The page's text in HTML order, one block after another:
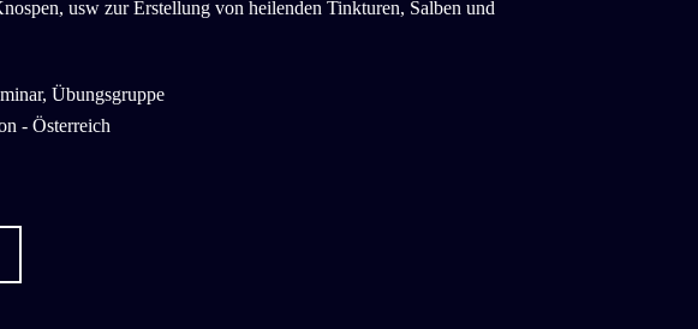
usw zur Erstellung von heilenden Tinkturen, Salben und
Übungsgruppe
- Österreich